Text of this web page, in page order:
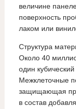
величине
поверхность
лаком или
Структура
Около 40
один
Межклеточные
защищающая
в состав